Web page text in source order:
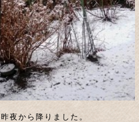
夜から降りました。